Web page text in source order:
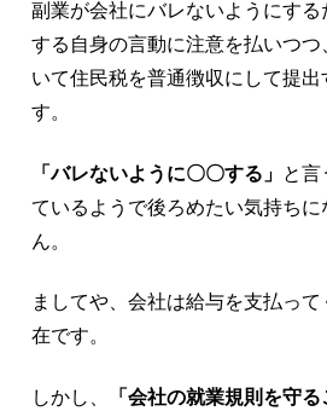
副業が会社にバレないようにす
する自身の言動に注意を払いつ
いて住民税を普通徴収にして提
す。
「バレないように〇〇する」 と言
ているようで後ろめたい気持ち
ん。
ましてや、 会社は給与を支払っ
在です。
しかし、 「会社の就業規則を守る